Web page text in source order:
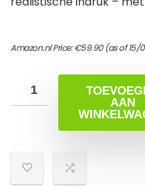
Amazon.nl Price:€59.90(as of 15/
AAN